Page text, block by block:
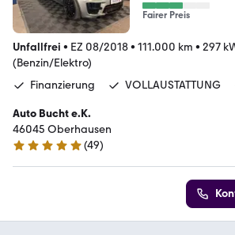
Fairer Preis
Unfallfrei • EZ 08/2018• 111.000 km • 297
(Benzin/Elektro)
Finanzierung
VOLLAUSTATTUNG
Auto Bucht e.K.
46045 Oberhausen
5 Sterne
(49)